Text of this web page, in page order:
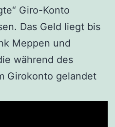
Giro-Konto
Das Geld liegt bis
Meppen und
während des
Girokonto gelandet